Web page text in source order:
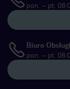
pon. – pt.
Biuro
pon. – pt.